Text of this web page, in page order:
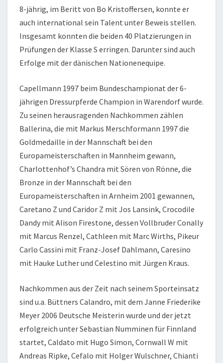
8-jährig, im Beritt von Bo Kristoffersen, konnte er
auch international sein Talent unter Beweis stellen.
Insgesamt konnten die beiden 40 Platzierungen in
Prüfungen der Klasse S erringen. Darunter sind auch
Erfolge mit der dänischen Nationenequipe.
Capellmann 1997 beim Bundeschampionat der 6-
jährigen Dressurpferde Champion in Warendorf wurde.
Zu seinen herausragenden Nachkommen zählen
Ballerina, die mit Markus Merschformann 1997 die
Goldmedaille in der Mannschaft bei den
Europameisterschaften in Mannheim gewann,
Charlottenhof’s Chandra mit Sören von Rönne, die
Bronze in der Mannschaft bei den
Europameisterschaften in Arnheim 2001 gewannen,
Caretano Z und Caridor Z mit Jos Lansink, Crocodile
Dandy mit Alison Firestone, dessen Vollbruder Conally
mit Marcus Renzel, Cathleen mit Marc Wirths, Pikeur
Carlo Cassini mit Franz-Josef Dahlmann, Caresino
mit Hauke Luther und Celestino mit Jürgen Kraus.
Nachkommen aus der Zeit nach seinem Sporteinsatz
sind u.a. Büttners Calandro, mit dem Janne Friederike
Meyer 2006 Deutsche Meisterin wurde und der jetzt
erfolgreich unter Sebastian Numminen für Finnland
startet, Caldato mit Hugo Simon, Cornwall W mit
Andreas Ripke, Cefalo mit Holger Wulschner, Chianti